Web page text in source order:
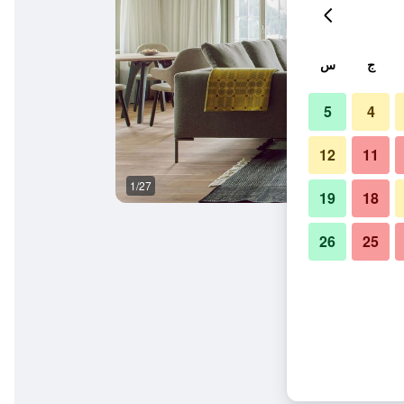
1/27
ج س
4
5
11
12
18
19
25
26